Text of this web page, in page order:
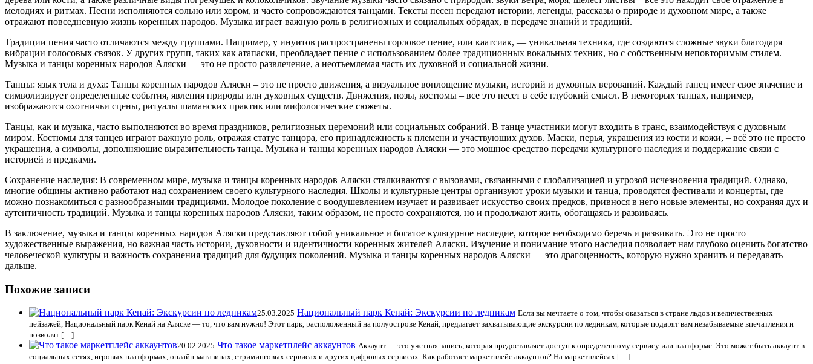
мелодиях и ритмах. Песни исполняются сольно или хором, и часто сопровождаются танцами. Тексты песен передают истории, легенды, рассказы о природе и духовном мире, а также
отражают повседневную жизнь коренных народов. Музыка играет важную роль в религиозных и социальных обрядах, в передаче знаний и традиций.
Традиции пения часто отличаются между группами. Например, у инуитов распространены горловое пение, или каатсиак, — уникальная техника, где создаются сложные звуки благодаря
вибрации голосовых связок. У других групп, таких как атапаски, преобладает пение с использованием более традиционных вокальных техник, но с собственным неповторимым стилем.
Музыка и танцы коренных народов Аляски — это не просто развлечение, а неотъемлемая часть их духовной и социальной жизни.
Танцы: язык тела и духа: Танцы коренных народов Аляски – это не просто движения, а визуальное воплощение музыки, историй и духовных верований. Каждый танец имеет свое значение и
символизирует определенные события, явления природы или духовных существ. Движения, позы, костюмы – все это несет в себе глубокий смысл. В некоторых танцах, например,
изображаются охотничьи сцены, ритуалы шаманских практик или мифологические сюжеты.
Танцы, как и музыка, часто выполняются во время праздников, религиозных церемоний или социальных собраний. В танце участники могут входить в транс, взаимодействуя с духовным
миром. Костюмы для танцев играют важную роль, отражая статус танцора, его принадлежность к племени и участвующих духов. Маски, перья, украшения из кости и кожи, – всё это не просто
украшения, а символы, дополняющие выразительность танца. Музыка и танцы коренных народов Аляски — это мощное средство передачи культурного наследия и поддержание связи с
историей и предками.
Сохранение наследия: В современном мире, музыка и танцы коренных народов Аляски сталкиваются с вызовами, связанными с глобализацией и угрозой исчезновения традиций. Однако,
многие общины активно работают над сохранением своего культурного наследия. Школы и культурные центры организуют уроки музыки и танца, проводятся фестивали и концерты, где
можно познакомиться с разнообразными традициями. Молодое поколение с воодушевлением изучает и развивает искусство своих предков, привнося в него новые элементы, но сохраняя дух и
аутентичность традиций. Музыка и танцы коренных народов Аляски, таким образом, не просто сохраняются, но и продолжают жить, обогащаясь и развиваясь.
В заключение, музыка и танцы коренных народов Аляски представляют собой уникальное и богатое культурное наследие, которое необходимо беречь и развивать. Это не просто
художественные выражения, но важная часть истории, духовности и идентичности коренных жителей Аляски. Изучение и понимание этого наследия позволяет нам глубоко оценить богатство
человеческой культуры и важность сохранения традиций для будущих поколений. Музыка и танцы коренных народов Аляски — это драгоценность, которую нужно хранить и передавать
дальше.
Похожие записи
25.03.2025 Национальный парк Кенай: Экскурсии по ледникам Если вы мечтаете о том, чтобы оказаться в стране льдов и величественных
пейзажей, Национальный парк Кенай на Аляске — то, что вам нужно! Этот парк, расположенный на полуострове Кенай, предлагает захватывающие экскурсии по ледникам, которые подарят вам незабываемые впечатления и
позволят […]
20.02.2025 Что такое маркетплейс аккаунтов Аккаунт — это учетная запись, которая предоставляет доступ к определенному сервису или платформе. Это может быть аккаунт в
социальных сетях, игровых платформах, онлайн-магазинах, стриминговых сервисах и других цифровых сервисах. Как работает маркетплейс аккаунтов? На маркетплейсах […]